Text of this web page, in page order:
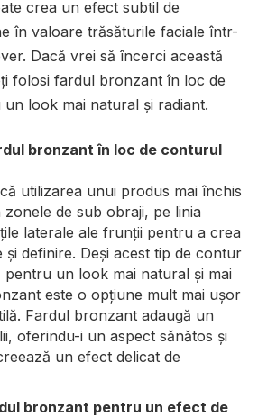
crea un efect subtil de
în valoare trăsăturile faciale într-
Dacă vrei să încerci această
folosi fardul bronzant în loc de
look mai natural și radiant.
bronzant în loc de conturul
utilizarea unui produs mai închis
de sub obraji, pe linia
laterale ale frunții pentru a crea
și definire. Deși acest tip de contur
un look mai natural și mai
este o opțiune mult mai ușor
Fardul bronzant adaugă un
oferindu-i un aspect sănătos și
un efect delicat de
bronzant pentru un efect de